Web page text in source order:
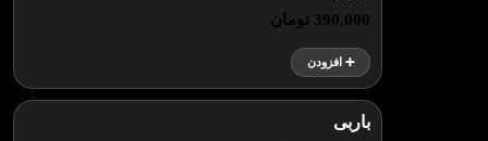
390,000 تومان
➕ افزودن
باربی